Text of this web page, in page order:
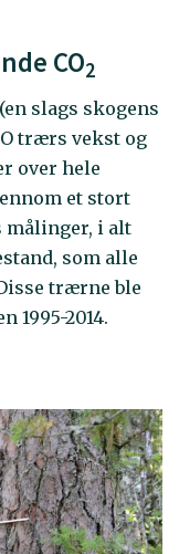
CO2
slags skogens
trærs vekst og
over hele
et stort
målinger, i alt
som alle
trærne ble
1995-2014.